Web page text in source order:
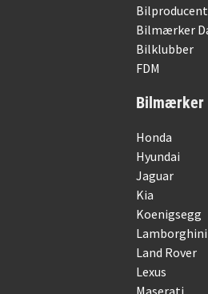
Bilmærker
Bilklubber
FDM
Bilmærker
Honda
Hyundai
Jaguar
Kia
Koenigsegg
Lamborghini
Land Rover
Lexus
Maserati